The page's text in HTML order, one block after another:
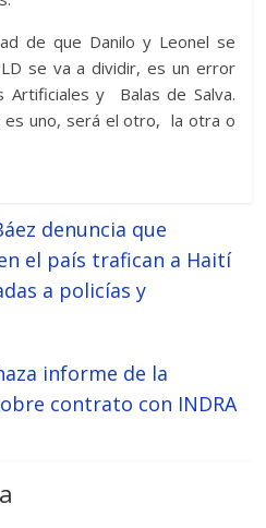
de que Danilo y Leonel se
se va a dividir, es un error
Artificiales y Balas de Salva.
es uno, será el otro, la otra o
denuncia que
el país trafican a Haití
a policías y
informe de la
contrato con INDRA